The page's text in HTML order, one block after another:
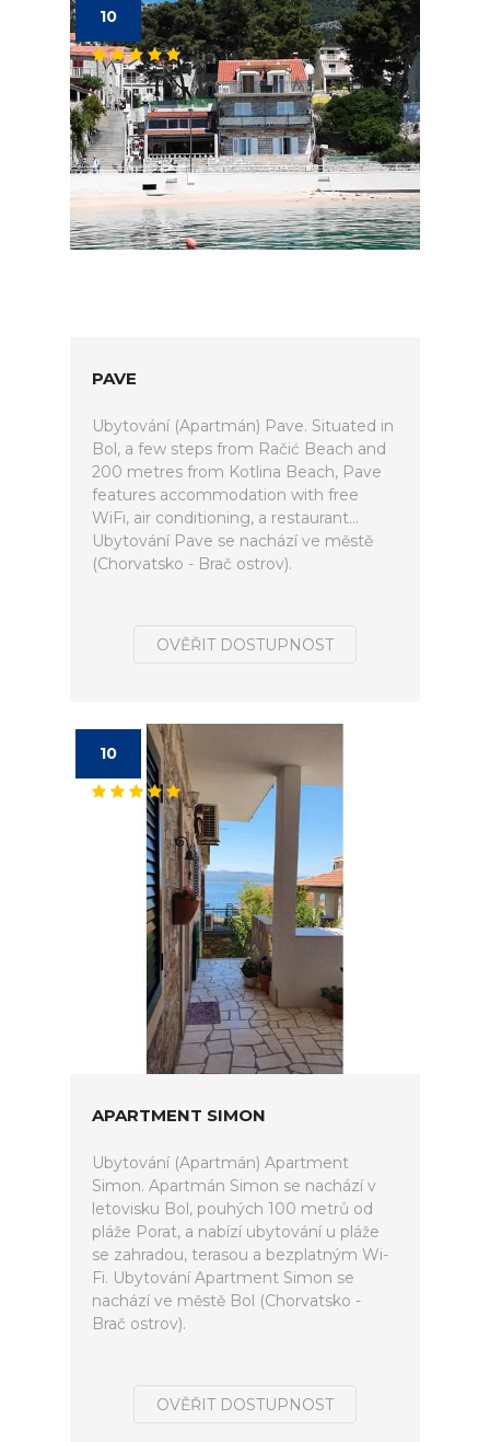
10
PAVE
Ubytování (Apartmán) Pave. Situated in
Bol, a few steps from Račić Beach and
200 metres from Kotlina Beach, Pave
features accommodation with free
WiFi, air conditioning, a restaurant...
Ubytování Pave se nachází ve městě
(Chorvatsko - Brač ostrov).
OVĚŘIT DOSTUPNOST
10
APARTMENT SIMON
Ubytování (Apartmán) Apartment
Simon. Apartmán Simon se nachází v
letovisku Bol, pouhých 100 metrů od
pláže Porat, a nabízí ubytování u pláže
se zahradou, terasou a bezplatným Wi-
Fi. Ubytování Apartment Simon se
nachází ve městě Bol (Chorvatsko -
Brač ostrov).
OVĚŘIT DOSTUPNOST